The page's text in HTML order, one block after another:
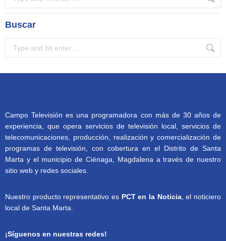
Buscar
Campo Televisión es una programadora con más de 30 años de
experiencia, que opera servicios de televisión local, servicios de
telecomunicaciones, producción, realización y comercialización de
programas de televisión, con cobertura en el Distrito de Santa
Marta y el municipio de Ciénaga, Magdalena a través de nuestro
sitio web y redes sociales.
Nuestro producto representativo es PCT en la Noticia, el noticiero
local de Santa Marta.
¡Síguenos en nuestras redes!